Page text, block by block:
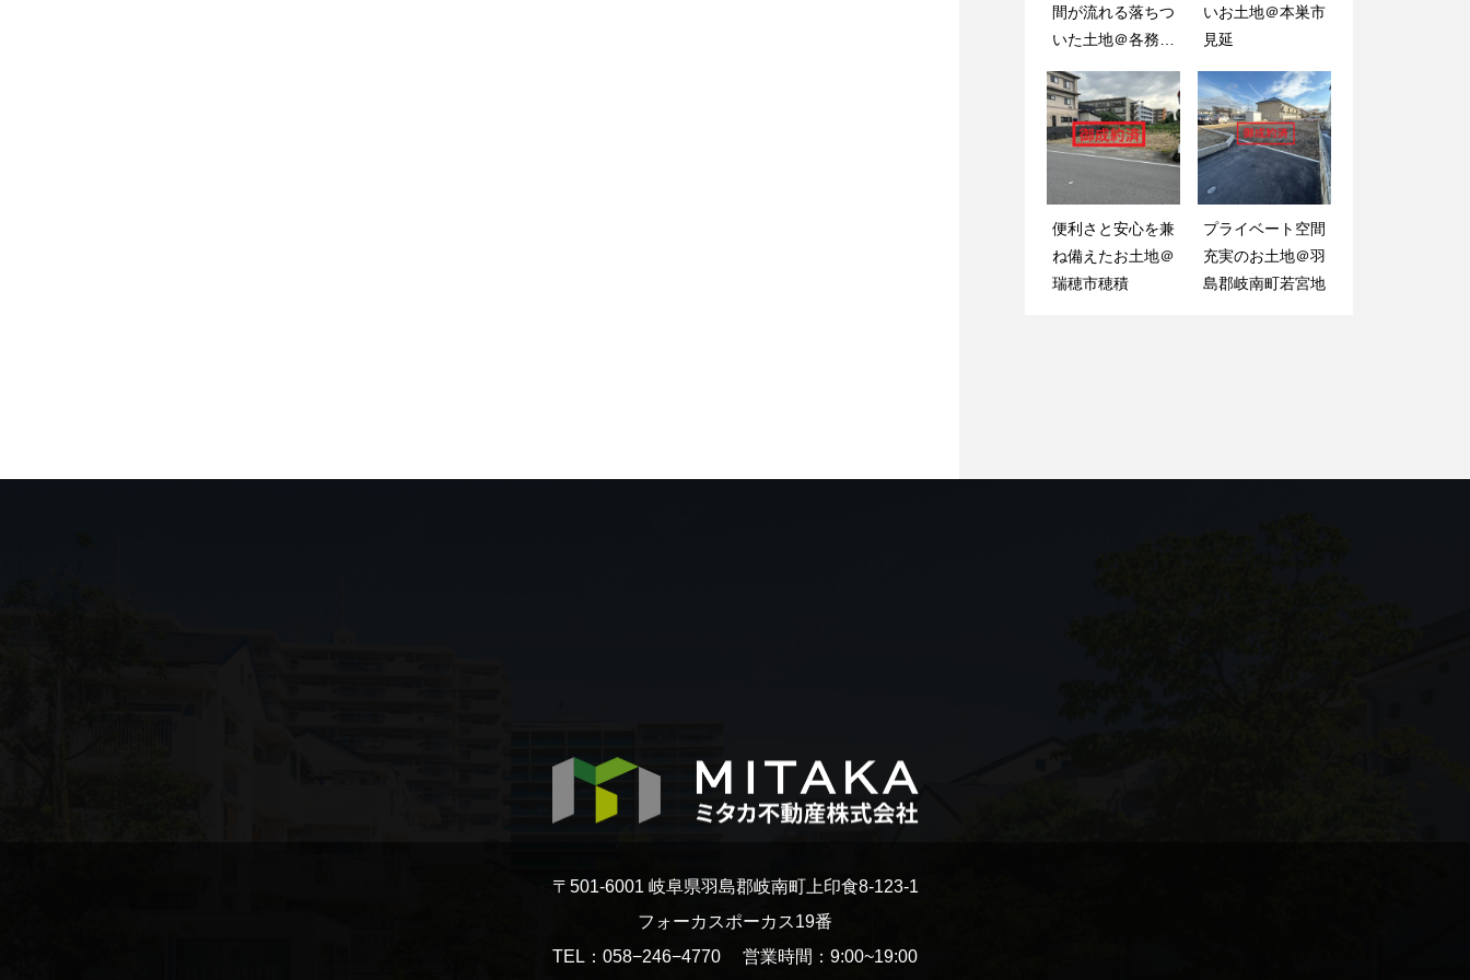
間が流れる落ちつ
いた土地＠各務原
いお土地＠本巣市
見延
便利さと安心を兼
ね備えたお土地＠
瑞穂市穂積
プライベート空間
充実のお土地＠羽
島郡岐南町若宮地
境の分譲地＠岐阜
市旦島中
中古戸建＠本巣市
石原
三角屋根が可愛ら
しい洋館風の中古
戸建＠瑞穂市生津
将来も見据えた安
心設計の中古戸建
＠岐阜市茜部野瀬
〒501-6001 岐阜県羽島郡岐南町上印食8-123-1
フォーカスポーカス19番
TEL：058−246−4770 営業時間：9:00~19:00